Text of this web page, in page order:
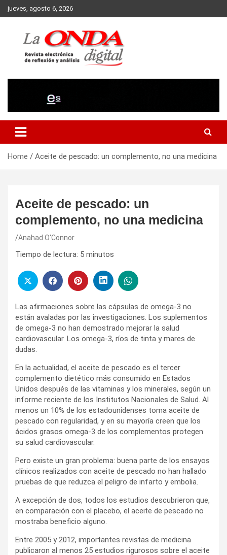
Skip
to
jueves, agosto 6, 2026
Home Aceite de pescado: un complemento, no una medicina
Aceite de pescado: un
complemento, no una medicina
Anahad O'Connor
Tiempo de lectura: 5 minutos
Las afirmaciones sobre las cápsulas de omega-3 no
están avaladas por las investigaciones. Los suplementos
de omega-3 no han demostrado mejorar la salud
cardiovascular. Los omega-3, ríos de tinta y mares de
dudas.
En la actualidad, el aceite de pescado es el tercer
complemento dietético más consumido en Estados
Unidos después de las vitaminas y los minerales, según un
informe reciente de los Institutos Nacionales de Salud. Al
menos un 10% de los estadounidenses toma aceite de
pescado con regularidad, y en su mayoría creen que los
ácidos grasos omega-3 de los complementos protegen
su salud cardiovascular.
Pero existe un gran problema: buena parte de los ensayos
clínicos realizados con aceite de pescado no han hallado
pruebas de que reduzca el peligro de infarto y embolia.
A excepción de dos, todos los estudios descubrieron que,
en comparación con el placebo, el aceite de pescado no
mostraba beneficio alguno.
Entre 2005 y 2012, importantes revistas de medicina
publicaron al menos 25 estudios rigurosos sobre el aceite